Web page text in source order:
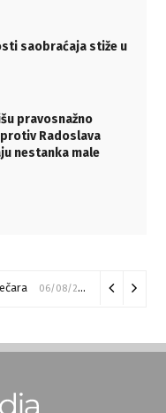
saobraćaja stiže u
pravosnažno
Radoslava
nestanka male
06/08/2026